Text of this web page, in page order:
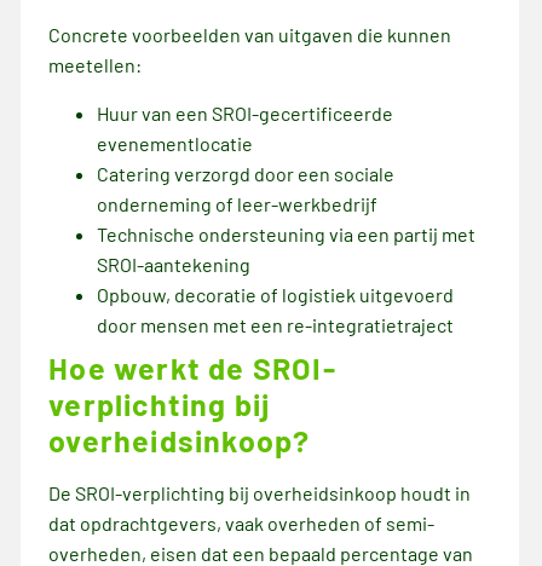
Concrete voorbeelden van uitgaven die kunnen
meetellen:
Huur van een SROI-gecertificeerde
evenementlocatie
Catering verzorgd door een sociale
onderneming of leer-werkbedrijf
Technische ondersteuning via een partij met
SROI-aantekening
Opbouw, decoratie of logistiek uitgevoerd
door mensen met een re-integratietraject
Hoe werkt de SROI-
verplichting bij
overheidsinkoop?
De SROI-verplichting bij overheidsinkoop houdt in
dat opdrachtgevers, vaak overheden of semi-
overheden, eisen dat een bepaald percentage van